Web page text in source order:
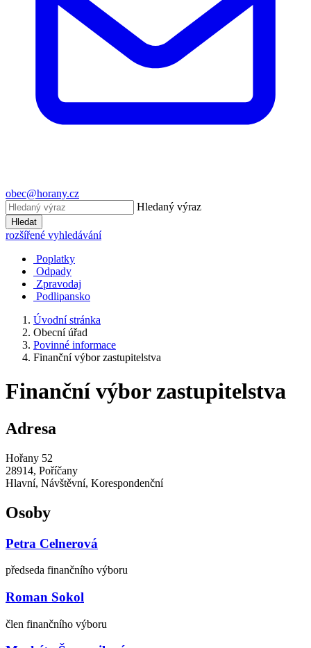
obec@horany.cz
Hledaný výraz
Hledat
rozšířené vyhledávání
Poplatky
Odpady
Zpravodaj
Podlipansko
Úvodní stránka
Obecní úřad
Povinné informace
Finanční výbor zastupitelstva
Finanční výbor zastupitelstva
Adresa
Hořany 52
28914, Poříčany
Hlavní, Návštěvní, Korespondenční
Osoby
Petra Celnerová
předseda finančního výboru
Roman Sokol
člen finančního výboru